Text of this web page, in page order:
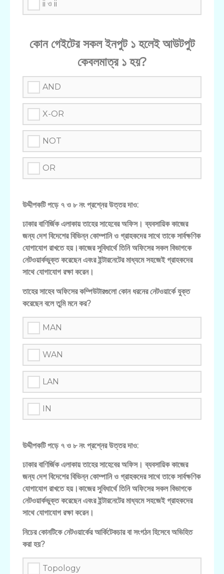
ii ও ii
কোন গেইটের সকল ইনপুট ১ হলেই আউটপুট
কেবলমাত্র ১ হয়?
AND
X-OR
NOT
OR
উদ্দীপকটি পড়ে ৭ ও ৮ নং প্রশ্নের উত্তর দাও:
ঢাকার বাণির্জিক এলাকায় তাহের সাহেবের অফিস। ব্যবসায়িক কাজের
জন্য দেশ বিদেশের বিভিন্ন কোম্পানি ও গ্রাহকদের সাথে তাকে সার্বক্ষণিক
যোগাযোগ রাখতে হয়।কাজের সুবিধার্থে তিনি অফিসের সকল বিভাগকে
নেটওয়ার্কভুক্ত করেছেন এবংর ইন্টারনেটের মাধ্যমে সহজেই গ্রাহকদের
সাথে যোগাযোগ রক্ষা করেন।
তাহের সাহেব অফিসের কম্পিউটারগুলো কোন ধরনের নেটওয়ার্কে যুক্ত
করেছেন বলে তুমি মনে কর?
MAN
WAN
LAN
IN
উদ্দীপকটি পড়ে ৭ ও ৮ নং প্রশ্নের উত্তর দাও:
ঢাকার বাণির্জিক এলাকায় তাহের সাহেবের অফিস। ব্যবসায়িক কাজের
জন্য দেশ বিদেশের বিভিন্ন কোম্পানি ও গ্রাহকদের সাথে তাকে সার্বক্ষণিক
যোগাযোগ রাখতে হয়।কাজের সুবিধার্থে তিনি অফিসের সকল বিভাগকে
নেটওয়ার্কভুক্ত করেছেন এবংর ইন্টারনেটের মাধ্যমে সহজেই গ্রাহকদের
সাথে যোগাযোগ রক্ষা করেন।
নিচের কোনটিকে নেটওয়ার্কের আর্কিটেকচার বা সংগঠন হিসেবে অভিহিত
করা হয়?
Topology